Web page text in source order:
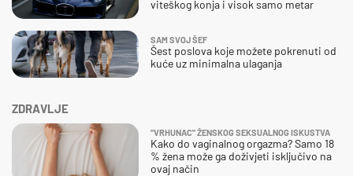
ZDRAVLJE
"VRHUNAC" ŽENSKOG SEKSUALNOG ISKUSTVA
Kako do vaginalnog orgazma? Samo 18
% žena može ga doživjeti isključivo na
ovaj način
viteškog konja i visok samo metar
SAM SVOJ ŠEF
Šest poslova koje možete pokrenuti od
kuće uz minimalna ulaganja